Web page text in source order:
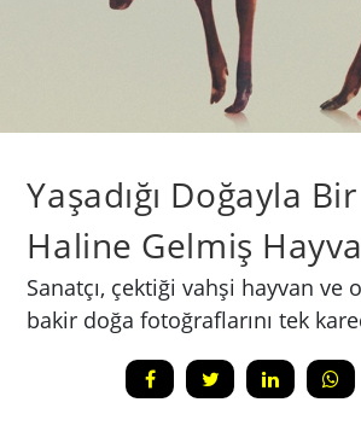
​Yaşadığı Doğayla
Haline Gelmiş
Sanatçı, çektiği vahşi hayvan ve
bakir doğa fotoğraflarını tek